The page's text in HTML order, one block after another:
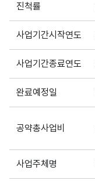
진척률
사업기간시작연도
사업기간종료연도
완료예정일
공약총사업비
사업주체명